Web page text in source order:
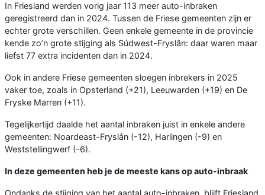
In Friesland werden vorig jaar 113 meer auto-inbraken
geregistreerd dan in 2024. Tussen de Friese gemeenten zijn er
echter grote verschillen. Geen enkele gemeente in de provincie
kende zo’n grote stijging als Súdwest-Fryslân: daar waren maar
liefst 77 extra incidenten dan in 2024.
Ook in andere Friese gemeenten sloegen inbrekers in 2025
vaker toe, zoals in Opsterland (+21), Leeuwarden (+19) en De
Fryske Marren (+11).
Tegelijkertijd daalde het aantal inbraken juist in enkele andere
gemeenten: Noardeast-Fryslân (-12), Harlingen (-9) en
Weststellingwerf (-6).
In deze gemeenten heb je de meeste kans op auto-inbraak
Ondanks de stijging van het aantal auto-inbraken, blijft Friesland